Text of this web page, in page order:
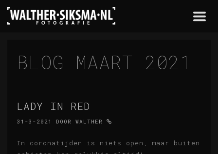
BLOG MAART 2021
LADY IN RED
31-3-2021 DOOR WALTHER
In coronatijden is niets open, maar buiten